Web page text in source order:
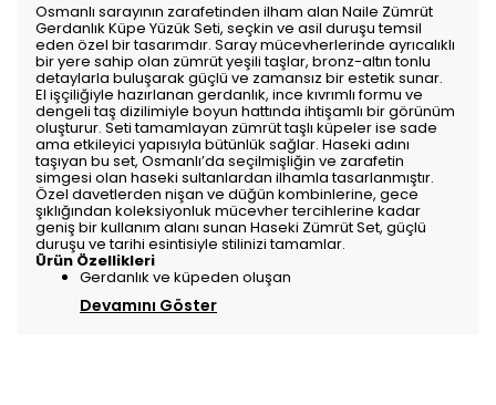
Osmanlı sarayının zarafetinden ilham alan Naile Zümrüt
Gerdanlık Küpe Yüzük Seti, seçkin ve asil duruşu temsil
eden özel bir tasarımdır. Saray mücevherlerinde ayrıcalıklı
bir yere sahip olan zümrüt yeşili taşlar, bronz-altın tonlu
detaylarla buluşarak güçlü ve zamansız bir estetik sunar.
El işçiliğiyle hazırlanan gerdanlık, ince kıvrımlı formu ve
dengeli taş dizilimiyle boyun hattında ihtişamlı bir görünüm
oluşturur. Seti tamamlayan zümrüt taşlı küpeler ise sade
ama etkileyici yapısıyla bütünlük sağlar. Haseki adını
taşıyan bu set, Osmanlı’da seçilmişliğin ve zarafetin
simgesi olan haseki sultanlardan ilhamla tasarlanmıştır.
Özel davetlerden nişan ve düğün kombinlerine, gece
şıklığından koleksiyonluk mücevher tercihlerine kadar
geniş bir kullanım alanı sunan Haseki Zümrüt Set, güçlü
duruşu ve tarihi esintisiyle stilinizi tamamlar.
Ürün Özellikleri
Gerdanlık ve küpeden oluşan
Devamını Göster